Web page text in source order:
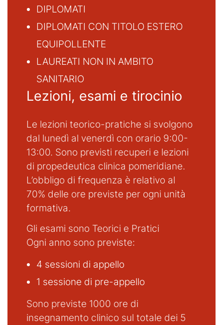
DIPLOMATI
DIPLOMATI CON TITOLO ESTERO
EQUIPOLLENTE
LAUREATI NON IN AMBITO
SANITARIO
Lezioni, esami e tirocinio
Le lezioni teorico-pratiche si svolgono
dal lunedì al venerdì con orario 9:00-
13:00. Sono previsti recuperi e lezioni
di propedeutica clinica pomeridiane.
L’obbligo di frequenza è relativo al
70% delle ore previste per ogni unità
formativa.
Gli esami sono Teorici e Pratici
Ogni anno sono previste:
4 sessioni di appello
1 sessione di pre-appello
Sono previste 1000 ore di
insegnamento clinico sul totale dei 5